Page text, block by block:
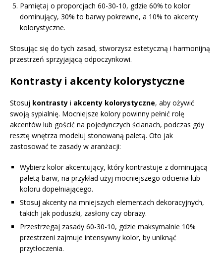
Pamiętaj o proporcjach 60-30-10, gdzie 60% to kolor
dominujący, 30% to barwy pokrewne, a 10% to akcenty
kolorystyczne.
Stosując się do tych zasad, stworzysz estetyczną i harmonijną
przestrzeń sprzyjającą odpoczynkowi.
Kontrasty i akcenty kolorystyczne
Stosuj kontrasty i akcenty kolorystyczne, aby ożywić
swoją sypialnię. Mocniejsze kolory powinny pełnić rolę
akcentów lub gościć na pojedynczych ścianach, podczas gdy
resztę wnętrza modeluj stonowaną paletą. Oto jak
zastosować te zasady w aranżacji:
Wybierz kolor akcentujący, który kontrastuje z dominującą
paletą barw, na przykład użyj mocniejszego odcienia lub
koloru dopełniającego.
Stosuj akcenty na mniejszych elementach dekoracyjnych,
takich jak poduszki, zasłony czy obrazy.
Przestrzegaj zasady 60-30-10, gdzie maksymalnie 10%
przestrzeni zajmuje intensywny kolor, by uniknąć
przytłoczenia.